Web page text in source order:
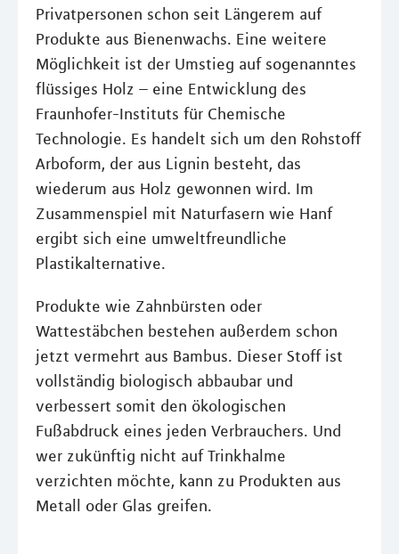
Privatpersonen schon seit Längerem auf
Produkte aus Bienenwachs. Eine weitere
Möglichkeit ist der Umstieg auf sogenanntes
flüssiges Holz – eine Entwicklung des
Fraunhofer-Instituts für Chemische
Technologie. Es handelt sich um den Rohstoff
Arboform, der aus Lignin besteht, das
wiederum aus Holz gewonnen wird. Im
Zusammenspiel mit Naturfasern wie Hanf
ergibt sich eine umweltfreundliche
Plastikalternative.
Produkte wie Zahnbürsten oder
Wattestäbchen bestehen außerdem schon
jetzt vermehrt aus Bambus. Dieser Stoff ist
vollständig biologisch abbaubar und
verbessert somit den ökologischen
Fußabdruck eines jeden Verbrauchers. Und
wer zukünftig nicht auf Trinkhalme
verzichten möchte, kann zu Produkten aus
Metall oder Glas greifen.